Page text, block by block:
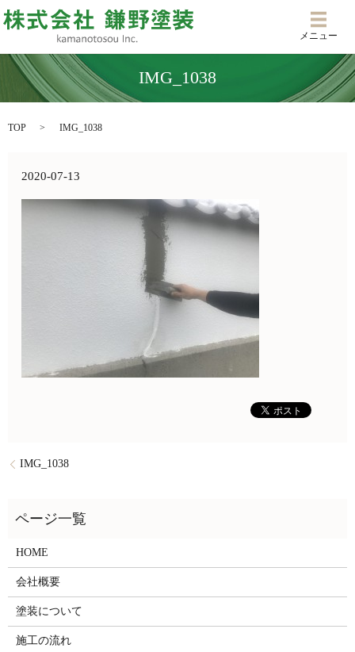
メニ
メニュー
IMG_1038
TOP IMG_1038
2020-07-13
IMG_1038
HOME
会社概要
塗装について
施工の流れ